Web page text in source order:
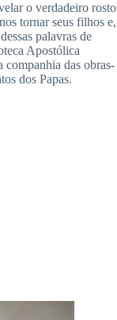
o verdadeiro rosto
tornar seus filhos e,
palavras de
Apostólica
companhia das obras-
dos Papas.